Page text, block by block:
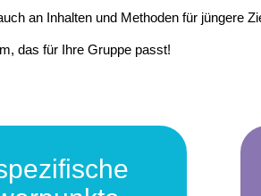
an Inhalten und Methoden für jüngere
das für Ihre Gruppe passt!